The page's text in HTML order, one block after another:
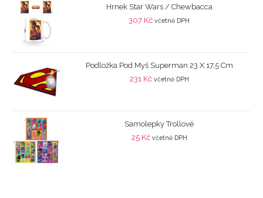
Hrnek Star Wars / Chewbacca
307 Kč včetně DPH
Podložka Pod Myš Superman 23 X 17,5 Cm
231 Kč včetně DPH
Samolepky Trollové
25 Kč včetně DPH